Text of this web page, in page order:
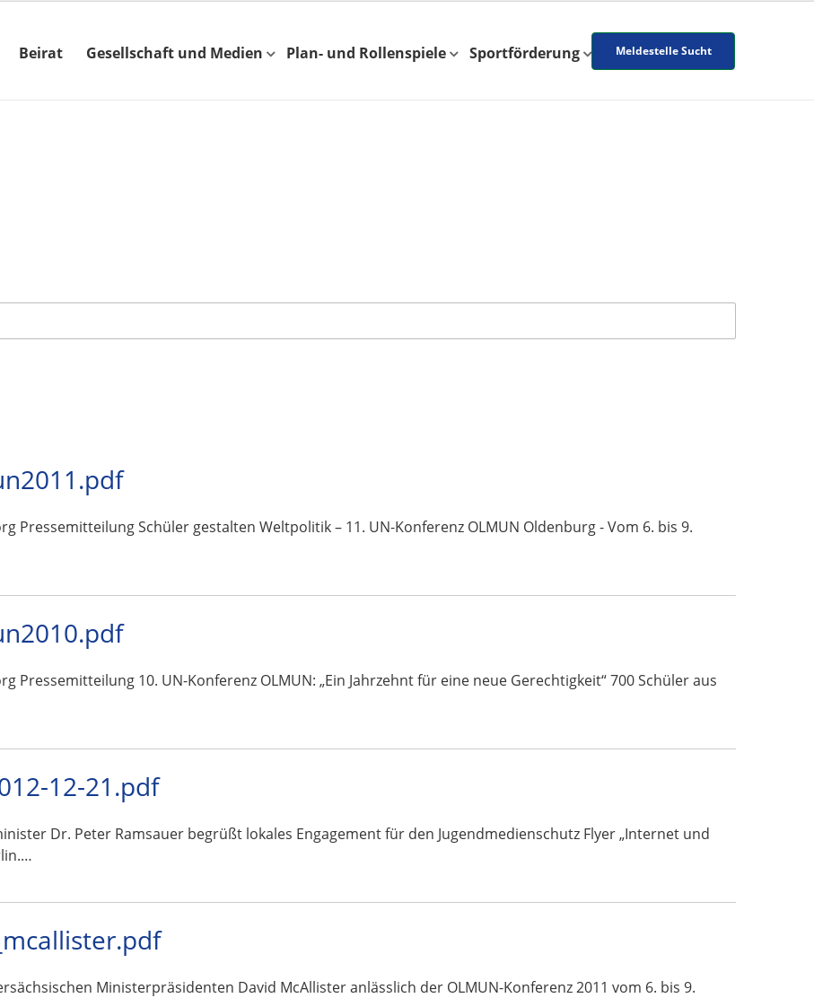
Beirat Gesellschaft und Medien Plan- und Rollenspiele Sportförderung Meldestelle Sucht
Pressemitteilung Schüler gestalten Weltpolitik – 11. UN-Konferenz OLMUN Oldenburg - Vom 6. bis 9.
10. UN-Konferenz OLMUN: „Ein Jahrzehnt für eine neue Gerechtigkeit“ 700 Schüler aus
12-21.pdf
Dr. Peter Ramsauer begrüßt lokales Engagement für den Jugendmedienschutz Flyer „Internet und
Ministerpräsidenten David McAllister anlässlich der OLMUN-Konferenz 2011 vom 6. bis 9.